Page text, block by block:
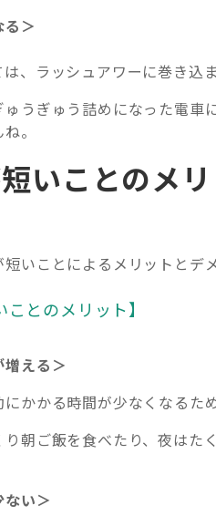
＞
、ラッシュアワーに巻き込
うぎゅう詰めになった電車
。
いことのメ
いことによるメリットとデ
ことのメリット】
える＞
かかる時間が少なくなるた
朝ご飯を食べたり、夜はた
い＞